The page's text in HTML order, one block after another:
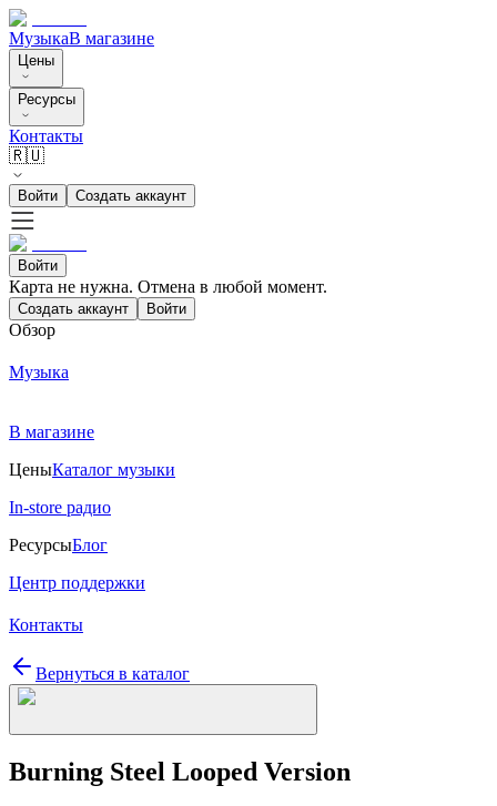
МузыкаВ магазине
Цены
Ресурсы
Контакты
🇷🇺
Войти Создать аккаунт
Войти
Карта не нужна. Отмена в любой момент.
Создать аккаунт Войти
Обзор
Музыка
В магазине
ЦеныКаталог музыки
In-store радио
РесурсыБлог
Центр поддержки
Контакты
Вернуться в каталог
Burning Steel Looped Version